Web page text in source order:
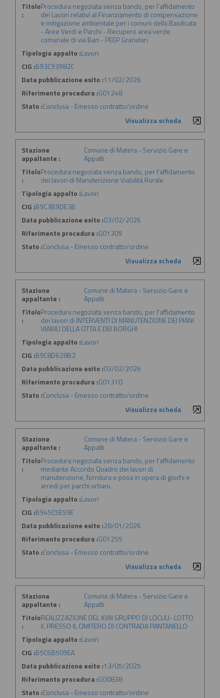
Titolo
:
Procedura negoziata senza bando, per l'affidamento
dei Lavori relativi al Finanziamento di compensazione
e mitigazione ambientale per i comuni della Basilicata
- Aree Verdi e Parchi - Recupero area verde
comunale di via Bari - PEEP Granulari
Tipologia appalto :Lavori
CIG :B93C93982C
Data pubblicazione esito :11/02/2026
Riferimento procedura :G01248
Stato :Conclusa - Emesso contratto/ordine
Visualizza scheda
Stazione
appaltante :
Comune di Matera - Servizio Gare e
Appalti
Titolo
:
Procedura negoziata senza bando, per l'affidamento
dei lavori di Manutenzione Viabilità Rurale
Tipologia appalto :Lavori
CIG :B9C3B9DE3B
Data pubblicazione esito :03/02/2026
Riferimento procedura :G01309
Stato :Conclusa - Emesso contratto/ordine
Visualizza scheda
Stazione
appaltante :
Comune di Matera - Servizio Gare e
Appalti
Titolo
:
Procedura negoziata senza bando, per l'affidamento
dei lavori di INTERVENTI DI MANUTENZIONE DEI PIANI
VIABILI DELLA CITTA E DEI BORGHI
Tipologia appalto :Lavori
CIG :B9C8D628B2
Data pubblicazione esito :03/02/2026
Riferimento procedura :G01310
Stato :Conclusa - Emesso contratto/ordine
Visualizza scheda
Stazione
appaltante :
Comune di Matera - Servizio Gare e
Appalti
Titolo
:
Procedura negoziata senza bando, per l'affidamento
mediante Accordo Quadro dei lavori di
manutenzione, fornitura e posa in opera di giochi e
arredi per parchi urbani.
Tipologia appalto :Lavori
CIG :B945C5E59E
Data pubblicazione esito :28/01/2026
Riferimento procedura :G01255
Stato :Conclusa - Emesso contratto/ordine
Visualizza scheda
Stazione
appaltante :
Comune di Matera - Servizio Gare e
Appalti
Titolo
:
REALIZZAZIONE DEL XVIII GRUPPO DI LOCULI- LOTTO
II, PRESSO IL CIMITERO DI CONTRADA PANTANELLO
Tipologia appalto :Lavori
CIG :B5C6B509EA
Data pubblicazione esito :13/05/2025
Riferimento procedura :G00838
Stato :Conclusa - Emesso contratto/ordine